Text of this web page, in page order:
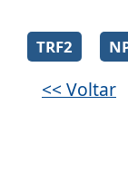
TRF2
<< Voltar